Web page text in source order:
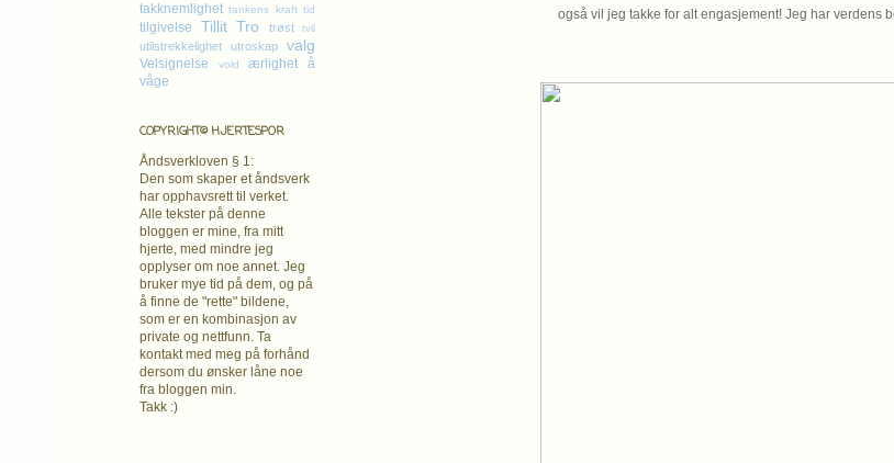
også vil jeg takke for alt engasjement! Jeg har verdens
takknemlighet tankens kraft tid
tilgivelse Tillit Tro trøst tvil
utilstrekkelighet utroskap valg
Velsignelse vold ærlighet
å
våge
COPYRIGHT© HJERTESPOR
Åndsverkloven § 1:
Den som skaper et åndsverk
har opphavsretttil verket.
Alle tekster på denne
bloggen er mine, fra mitt
hjerte, med mindre jeg
opplyser om noe annet. Jeg
bruker mye tid på dem, og på
å finne de "rette" bildene,
som er en kombinasjon av
private og nettfunn. Ta
kontakt med meg på forhånd
dersom du ønsker låne noe
fra bloggen min.
Takk :)